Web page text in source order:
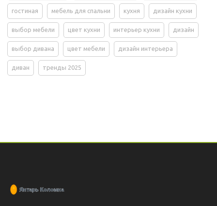
гостиная мебель для спальни кухня дизайн кухни
выбор мебели цвет кухни интерьер кухни дизайн
выбор дивана цвет мебели дизайн интерьера
диван тренды 2025